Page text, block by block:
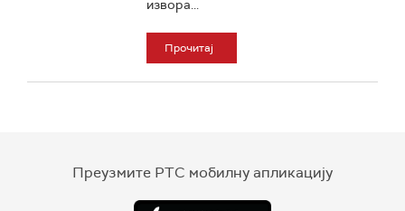
извора...
Прочитај
Преузмите РТС мобилну апликацију